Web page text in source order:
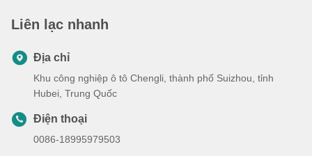
Liên lạc nhanh
Địa chỉ
Khu công nghiệp ô tô Chengli, thành phố Suizhou, tỉnh
Hubei, Trung Quốc
Điện thoại
0086-18995979503